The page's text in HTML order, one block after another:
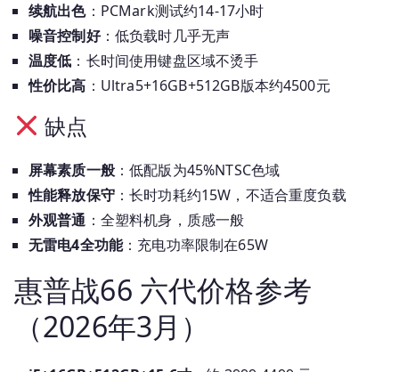
续航出色：PCMark测试约14-17小时
噪音控制好：低负载时几乎无声
温度低 ：长时间使用键盘区域不烫手
性价比高 ：Ultra5+16GB+512GB版本约4500元
缺点
屏幕素质一般：低配版为45%NTSC色域
性能释放保守：长时功耗约15W，不适合重度负载
外观普通 ：全塑料机身，质感一般
无雷电4全功能：充电功率限制在65W
惠普战66 六代价格参考
（2026年3月）